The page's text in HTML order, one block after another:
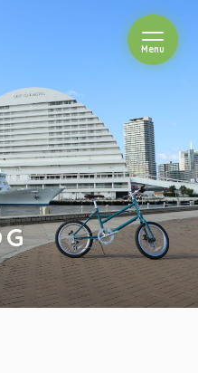
ヤ
Menuを開閉